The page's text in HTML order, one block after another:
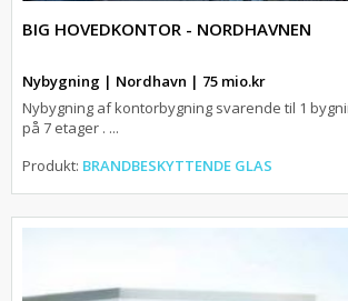
BIG HOVEDKONTOR - NORDHAVNEN
Nybygning | Nordhavn | 75 mio.kr
Nybygning af kontorbygning svarende til 1
på 7 etager . ...
Produkt: BRANDBESKYTTENDE GLAS